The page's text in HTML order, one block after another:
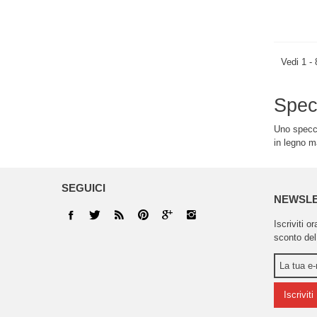
Vedi 1 -
Uno
in legno
SEGUICI
Iscriviti
sconto
Iscriviti